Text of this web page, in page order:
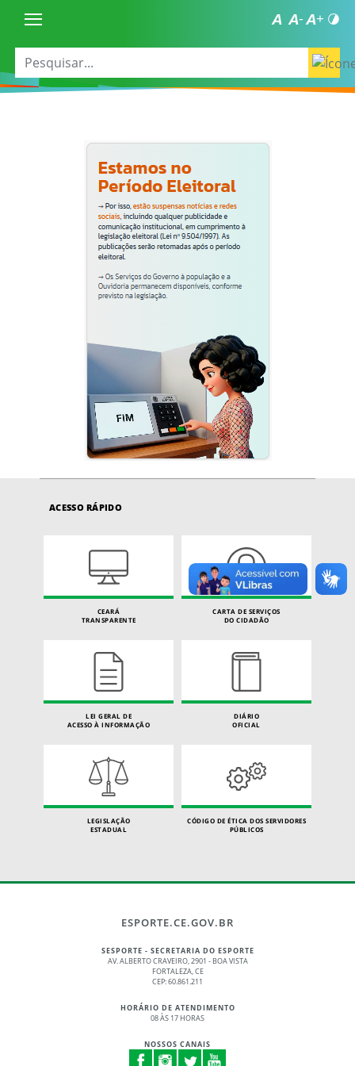
ACESSO RÁPIDO
CEARÁ
TRANSPARENTE
CARTA DE SERVIÇOS
DO CIDADÃO
LEI GERAL DE
ACESSO À INFORMAÇÃO
DIÁRIO
OFICIAL
LEGISLAÇÃO
ESTADUAL
CÓDIGO DE ÉTICA DOS SERVIDORES
PÚBLICOS
ESPORTE.CE.GOV.BR
SESPORTE - SECRETARIA DO ESPORTE
AV. ALBERTO CRAVEIRO, 2901 - BOA VISTA
FORTALEZA, CE
CEP: 60.861.211
HORÁRIO DE ATENDIMENTO
08 ÀS 17 HORAS
NOSSOS CANAIS